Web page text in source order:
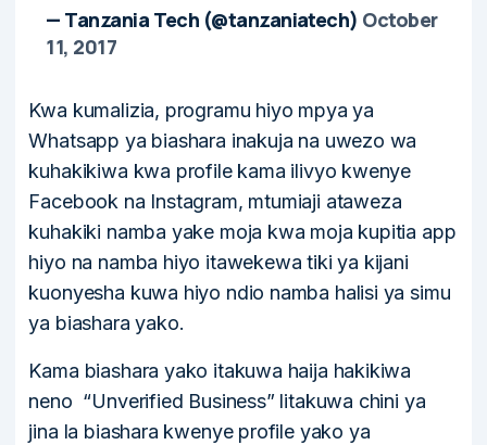
— Tanzania Tech (@tanzaniatech) October
11, 2017
Kwa kumalizia, programu hiyo mpya ya
Whatsapp ya biashara inakuja na uwezo wa
kuhakikiwa kwa profile kama ilivyo kwenye
Facebook na Instagram, mtumiaji ataweza
kuhakiki namba yake moja kwa moja kupitia app
hiyo na namba hiyo itawekewa tiki ya kijani
kuonyesha kuwa hiyo ndio namba halisi ya simu
ya biashara yako.
Kama biashara yako itakuwa haija hakikiwa
neno “Unverified Business” litakuwa chini ya
jina la biashara kwenye profile yako ya